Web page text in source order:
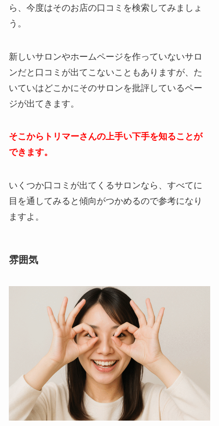
ら、今度はそのお店の口コミを検索 してみましょ
う。
新しいサロンやホームページを作っていないサロ
ンだと口コミが出てこないこともありますが、た
いていはどこかにそのサロンを批評しているペー
ジが出てきます。
そこからトリマーさんの上手い下手を知ることが
できます。
いくつか口コミが出てくるサロンなら、すべてに
目を通してみると傾向がつかめるので参考になり
ますよ。
雰囲気